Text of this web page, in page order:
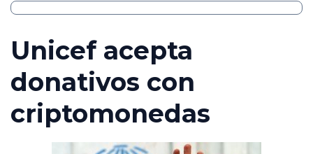
Unicef acepta
donativos con
criptomonedas